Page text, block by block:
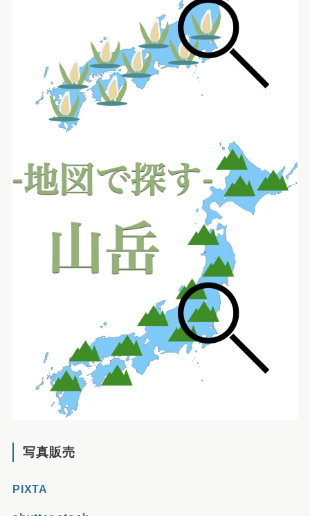
写真販売
PIXTA